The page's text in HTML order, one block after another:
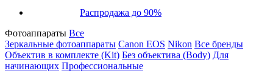
Распродажа до 90%
Фотоаппараты Все
Зеркальные фотоаппараты Canon EOS Nikon Все бренды
Объектив в комплекте (Kit) Без объектива (Body) Для
начинающих Профессиональные